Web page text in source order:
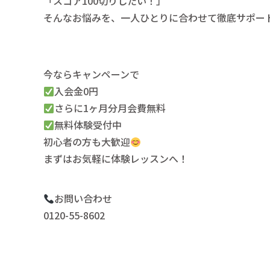
そんなお悩みを、一人ひとりに合わせて徹底サポー
⁡今ならキャンペーンで
入会金0円
さらに1ヶ月分月会費無料
無料体験受付中
初心者の方も大歓迎
まずはお気軽に体験レッスンへ！⁡
お問い合わせ
0120-55-8602⁡⁡